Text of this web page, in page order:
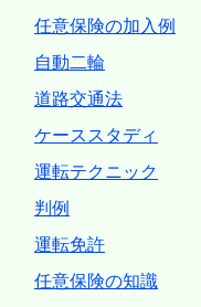
任意保険の加入例
自動二輪
道路交通法
ケーススタディ
運転テクニック
判例
運転免許
任意保険の知識